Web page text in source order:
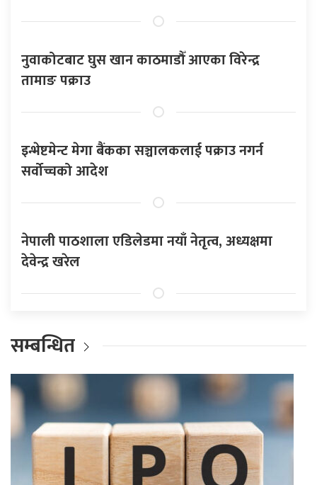
नुवाकोटबाट घुस खान काठमाडौँ आएका विरेन्द्र
तामाङ पक्राउ
इन्भेष्टमेन्ट मेगा बैंकका सञ्चालकलाई पक्राउ नगर्न
सर्वोच्चको आदेश
नेपाली पाठशाला एडिलेडमा नयाँ नेतृत्व, अध्यक्षमा
देवेन्द्र खरेल
सम्बन्धित